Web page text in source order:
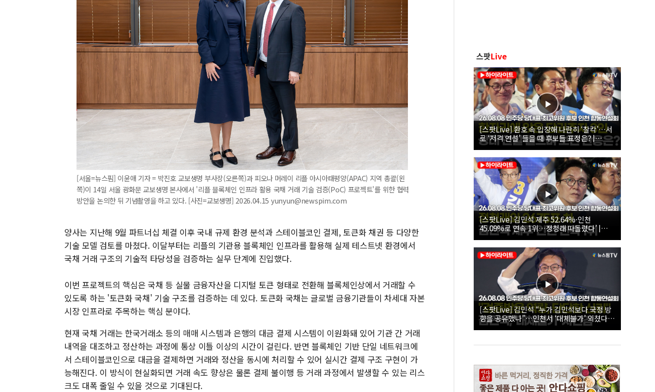
[서울=뉴스핌] 이윤애 기자 = 박진호 교보생명 부사장(오른쪽)과 피오나 머레이 리플 아시아태평양(APAC) 지역 총괄(왼
쪽)이 14일 서울 광화문 교보생명 본사에서 '리플 블록체인 인프라 활용 국채 거래 기술 검증(PoC) 프로젝트'를 위한 협력
방안을 논의한 뒤 기념촬영을 하고 있다. [사진=교보생명] 2026.04.15 yunyun@newspim.com
양사는 지난해 9월 파트너십 체결 이후 국내 규제 환경 분석과 스테이블코인 결제, 토큰화 채권 등 다양한
기술 모델 검토를 마쳤다. 이달부터는 리플의 기관용 블록체인 인프라를 활용해 실제 테스트넷 환경에서
국채 거래 구조의 기술적 타당성을 검증하는 실무 단계에 진입했다.
이번 프로젝트의 핵심은 국채 등 실물 금융자산을 디지털 토큰 형태로 전환해 블록체인상에서 거래할 수
있도록 하는 '토큰화 국채' 기술 구조를 검증하는 데 있다. 토큰화 국채는 글로벌 금융기관들이 차세대 자본
시장 인프라로 주목하는 핵심 분야다.
현재 국채 거래는 한국거래소 등의 매매 시스템과 은행의 대금 결제 시스템이 이원화돼 있어 기관 간 거래
내역을 대조하고 정산하는 과정에 통상 이틀 이상의 시간이 걸린다. 반면 블록체인 기반 단일 네트워크에
서 스테이블코인으로 대금을 결제하면 거래와 정산을 동시에 처리할 수 있어 실시간 결제 구조 구현이 가
능해진다. 이 방식이 현실화되면 거래 속도 향상은 물론 결제 불이행 등 거래 과정에서 발생할 수 있는 리스
크도 대폭 줄일 수 있을 것으로 기대된다.
스팟Live
[스팟Live] 환호 속 입장해 나란히 ‘찰칵’…서
로 ‘저격 연설’ 들을 때 후보들 표정은? |
26.08.08 더불어민주당 당대표·최고위원 후
보 인천 합동연설회
[스팟Live] 김민석 제주 52.64%·인천
45.09%로 연속 1위…정청래 따돌렸다’ |
26.08.08 더불어민주당 당대표·최고위원 후
보 인천 합동연설회
[스팟Live] 김민석 “누가 김민석보다 국정 방
향을 공유했나”…인천서 ‘대체불가’ 외쳤다 |
26.08.08 더불어민주당 당대표·최고위원 후